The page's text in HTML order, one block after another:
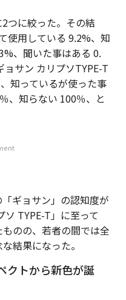
つに絞った。その結
使用している 9.2%、知
、聞いた事はある 0.
サン カリプソTYPE-T
知っているが使った事
、知らない 100％、と
ギョサン」の認知度が
TYPE-T」に至って
のの、若者の間では全
結果になった。
クトから新色が誕